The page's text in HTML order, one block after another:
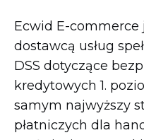
Ecwid E-commerce
dostawcą usług
DSS dotyczące
kredytowych 1.
samym najwyższy
płatniczych dla